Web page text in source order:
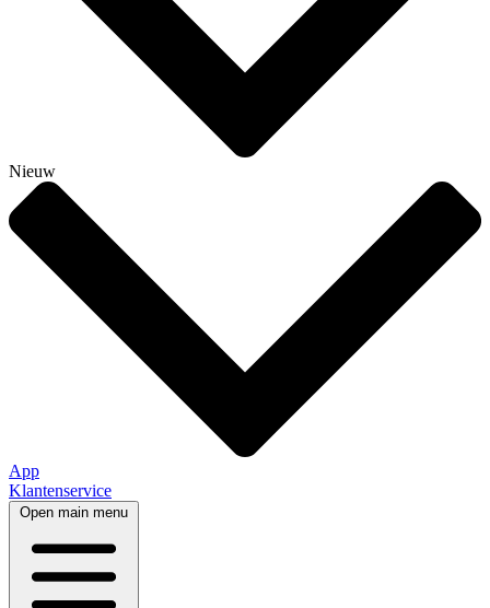
Nieuw
App
Klantenservice
Open main menu